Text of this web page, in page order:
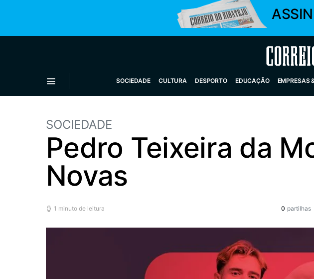
Correio
SOCIEDADE CULTURA DESPORTO EDUCAÇÃO EMPRESAS
SOCIEDADE
Pedro Teixeira da
Novas
1 minuto de leitura 0 partilhas